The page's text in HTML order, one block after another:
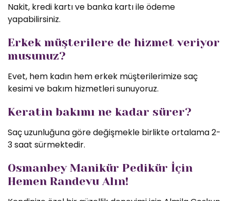
Nakit, kredi kartı ve banka kartı ile ödeme
yapabilirsiniz.
Erkek müşterilere de hizmet veriyor
musunuz?
Evet, hem kadın hem erkek müşterilerimize saç
kesimi ve bakım hizmetleri sunuyoruz.
Keratin bakımı ne kadar sürer?
Saç uzunluğuna göre değişmekle birlikte ortalama 2-
3 saat sürmektedir.
Osmanbey Manikür Pedikür İçin
Hemen Randevu Alın!